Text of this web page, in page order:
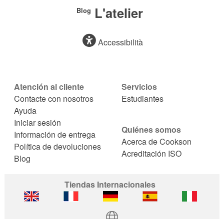
Blog L'atelier
Accessibilità
Atención al cliente
Contacte con nosotros
Ayuda
Iniciar sesión
Información de entrega
Política de devoluciones
Blog
Servicios
Estudiantes
Quiénes somos
Acerca de Cookson
Acreditación ISO
Tiendas Internacionales